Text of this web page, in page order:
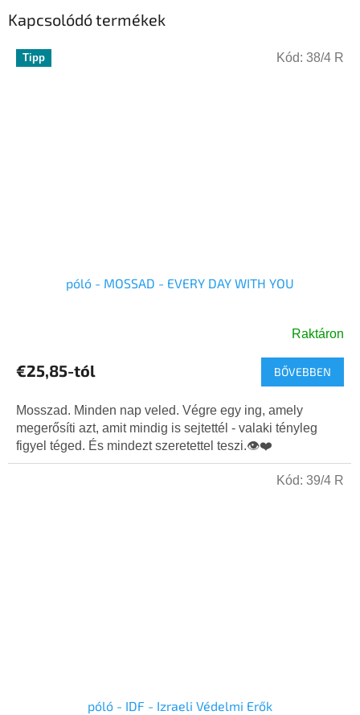
Kapcsolódó termékek
Tipp
póló - MOSSAD - EVERY DAY WITH YOU
átlagos
5-
ből
5,0
csillag.
Raktáron
€25,85-tól BŐVEBBEN
Mosszad. Minden nap veled. Végre egy ing, amely
megerősíti azt, amit mindig is sejtettél - valaki tényleg
figyel téged. És mindezt szeretettel teszi.👁️❤️
Kód: 38/4 R
póló - IDF - Izraeli Védelmi Erők
Kód: 39/4 R